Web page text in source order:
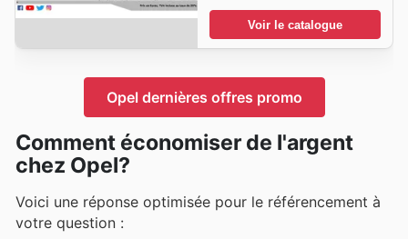
Voir le catalogue
Opel dernières offres promo
Comment économiser de l'argent
chez Opel?
Voici une réponse optimisée pour le référencement à
votre question :